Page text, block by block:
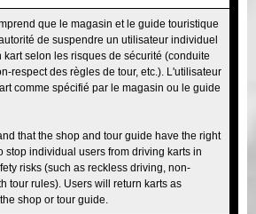
que le magasin et le guide touristique
de suspendre un utilisateur individuel
kart selon les risques de sécurité (conduite
respect des règles de tour, etc.). L'utilisateur
comme spécifié par le magasin ou le guide
that the shop and tour guide have the right
stop individual users from driving karts in
risks (such as reckless driving, non-
tour rules). Users will return karts as
shop or tour guide.